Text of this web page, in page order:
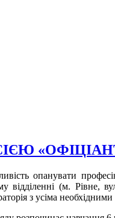
опанувати
(м. Рівне,
з усіма